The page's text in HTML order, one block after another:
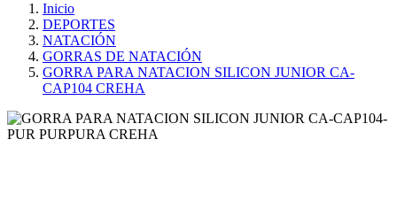
Inicio
DEPORTES
NATACIÓN
GORRAS DE NATACIÓN
GORRA PARA NATACION SILICON JUNIOR CA-
CAP104 CREHA